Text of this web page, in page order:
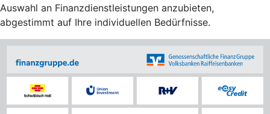
Auswahl an Finanzdienstleistungen anzubieten,
abgestimmt auf Ihre individuellen Bedürfnisse.